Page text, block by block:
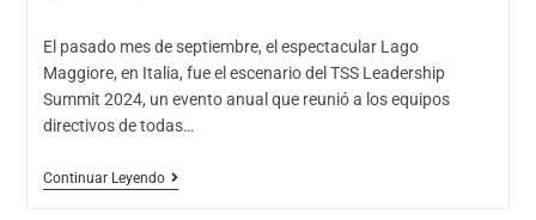
El pasado mes de septiembre, el espectacular Lago
Maggiore, en Italia, fue el escenario del TSS Leadership
Summit 2024, un evento anual que reunió a los equipos
directivos de todas…
Continuar Leyendo